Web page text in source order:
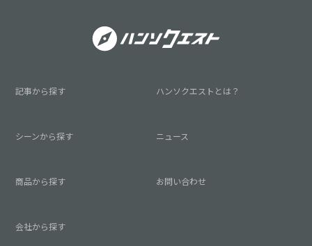
記事から探す
シーンから探す
商品から探す
会社から探す
ハンソクエストとは？
ニュース
お問い合わせ